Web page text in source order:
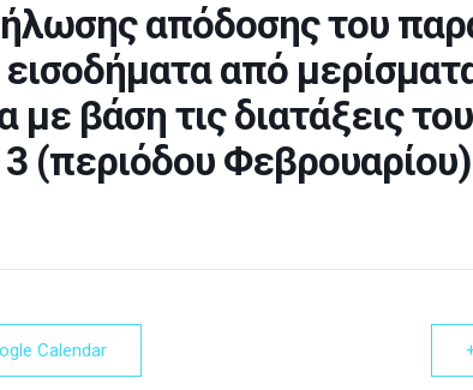
απόδοσης του
από
με βάση τις διατάξεις
(περιόδου Φεβρουαρίου)
Calendar